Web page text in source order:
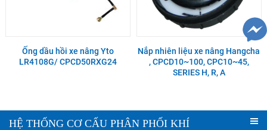
Ống dầu hồi xe nâng Yto
LR4108G/ CPCD50RXG24
Nắp nhiên liệu xe nâng Hangcha
, CPCD10~100, CPC10~45,
SERIES H, R, A
HỆ THỐNG CƠ CẤU PHÂN PHỐI KHÍ